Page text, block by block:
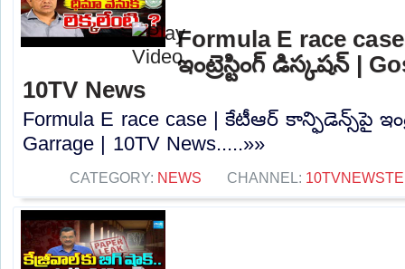
Formula E race
ఇంట్రెస్టింగ్ డిస్కషన్‌ |
10TV News
Formula E race case | కేటీఆర్ కాన్ఫిడెన్స్‌పై
Garrage | 10TV News.....»»
CATEGORY: NEWS CHANNEL: